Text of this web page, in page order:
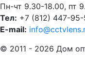
Пн-чт 9.30-18.00, пт
Тел: +7 (812) 447-
E-mail:
© 2011 - 2026 Дом